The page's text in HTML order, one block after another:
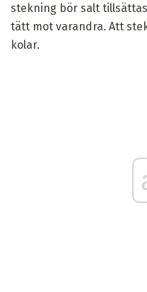
stekning bör salt
tätt mot varandra. Att
kolar.